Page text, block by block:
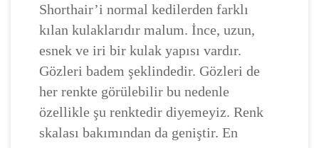
Shorthair’i normal kedilerden farklı
kılan kulaklarıdır malum. İnce, uzun,
esnek ve iri bir kulak yapısı vardır.
Gözleri badem şeklindedir. Gözleri de
her renkte görülebilir bu nedenle
özellikle şu renktedir diyemeyiz. Renk
skalası bakımından da geniştir. En